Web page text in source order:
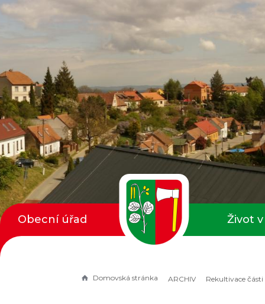
Domovská stránka ARCHIV
Obecní úřad Život